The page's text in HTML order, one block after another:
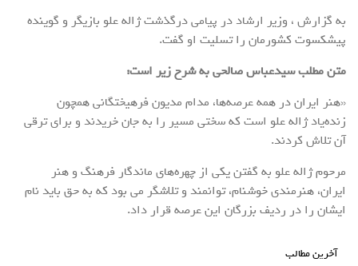
به گزارش ، وزیر ارشاد در پیامی درگذشت ژاله علو بازیگر و گوینده
پیشکسوت کشورمان را تسلیت او گفت.
متن مطلب سیدعباس صالحی به شرح زیر است:
«هنر ایران در همه عرصه‌ها، مدام مدیون فرهیختگانی همچون
زنده‌یاد ژاله علو است که سختی مسیر را به جان خریدند و برای ترقی
آن تلاش کردند.
مرحوم ژاله علو به گفتن یکی از چهره‌های ماندگار فرهنگ و هنر
ایران، هنرمندی خوشنام، توانمند و تلاشگر می بود که به حق باید نام
ایشان را در ردیف بزرگان این عرصه قرار داد.
آخرین مطالب